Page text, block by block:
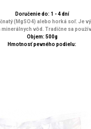
Doručenie do: 1 - 4 dní
(MgSO4) alebo horká soľ. Je
vôd. Tradične sa
Objem: 500g
Hmotnosť pevného podielu: